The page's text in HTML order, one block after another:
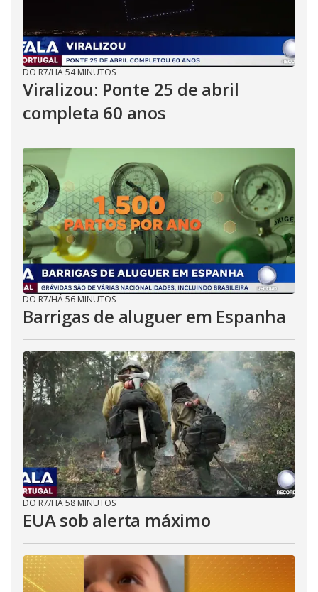
DO R7/HÁ 54 MINUTOS
Viralizou: Ponte 25 de abril
completa 60 anos
DO R7/HÁ 56 MINUTOS
Barrigas de aluguer em Espanha
DO R7/HÁ 58 MINUTOS
EUA sob alerta máximo